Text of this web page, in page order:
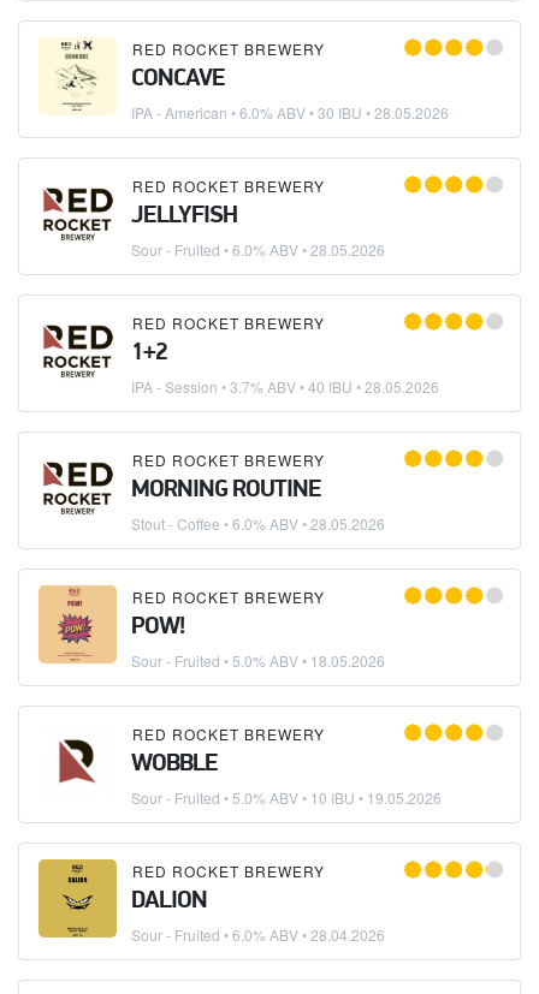
RED ROCKET BREWERY
CONCAVE
IPA - American • 6.0% ABV • 30 IBU •28.05.2026
RED ROCKET BREWERY
JELLYFISH
Sour - Fruited • 6.0% ABV •28.05.2026
RED ROCKET BREWERY
1+2
IPA - Session • 3.7% ABV • 40 IBU •28.05.2026
RED ROCKET BREWERY
MORNING ROUTINE
Stout - Coffee • 6.0% ABV •28.05.2026
RED ROCKET BREWERY
POW!
Sour - Fruited • 5.0% ABV • 18.05.2026
RED ROCKET BREWERY
WOBBLE
Sour - Fruited • 5.0% ABV • 10 IBU • 19.05.2026
RED ROCKET BREWERY
DALION
Sour - Fruited • 6.0% ABV •28.04.2026